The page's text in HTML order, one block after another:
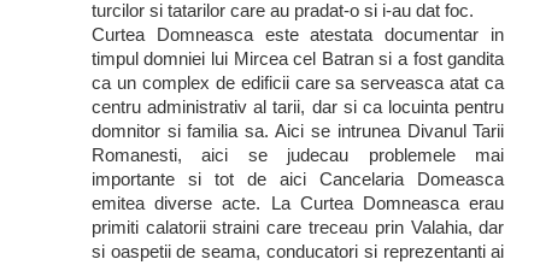
turcilor si tatarilor care au pradat-o si i-au dat foc.
Curtea Domneasca este atestata documentar in
timpul domniei lui Mircea cel Batran si a fost gandita
ca un complex de edificii care sa serveasca atat ca
centru administrativ al tarii, dar si ca locuinta pentru
domnitor si familia sa. Aici se intrunea Divanul Tarii
Romanesti, aici se judecau problemele mai
importante si tot de aici Cancelaria Domeasca
emitea diverse acte. La Curtea Domneasca erau
primiti calatorii straini care treceau prin Valahia, dar
si oaspetii de seama, conducatori si reprezentanti ai